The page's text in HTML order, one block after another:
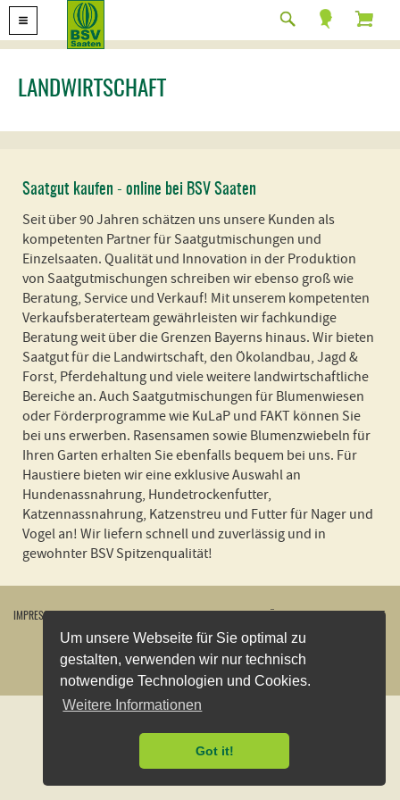
Um unsere Webseite für Sie optimal zu
gestalten, verwenden wir nur technisch
notwendige Technologien und Cookies.
Weitere Informationen
Got it!
LANDWIRTSCHAFT
Saatgut kaufen - online bei BSV Saaten
Seit über 90 Jahren schätzen uns unsere Kunden als
kompetenten Partner für Saatgutmischungen und
Einzelsaaten. Qualität und Innovation in der Produktion
von Saatgutmischungen schreiben wir ebenso groß wie
Beratung, Service und Verkauf! Mit unserem kompetenten
Verkaufsberaterteam gewährleisten wir fachkundige
Beratung weit über die Grenzen Bayerns hinaus. Wir bieten
Saatgut für die Landwirtschaft, den Ökolandbau, Jagd &
Forst, Pferdehaltung und viele weitere landwirtschaftliche
Bereiche an. Auch Saatgutmischungen für Blumenwiesen
oder Förderprogramme wie KuLaP und FAKT können Sie
bei uns erwerben. Rasensamen sowie Blumenzwiebeln für
Ihren Garten erhalten Sie ebenfalls bequem bei uns. Für
Haustiere bieten wir eine exklusive Auswahl an
Hundenassnahrung, Hundetrockenfutter,
Katzennassnahrung, Katzenstreu und Futter für Nager und
Vogel an! Wir liefern schnell und zuverlässig und in
gewohnter BSV Spitzenqualität!
IMPRESSUM
KONTAKT
VERSANDKOSTEN
ÖFFNUNGSZEITEN VERTRAG WIDERRUFEN
©2026Bayerische Futtersaatbau GmbH